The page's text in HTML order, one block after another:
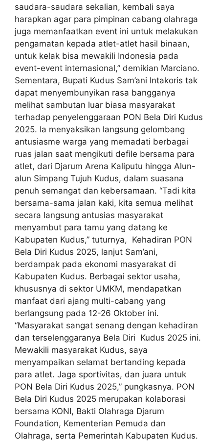
saudara-saudara sekalian, kembali saya
harapkan agar para pimpinan cabang olahraga
juga memanfaatkan event ini untuk melakukan
pengamatan kepada atlet-atlet hasil binaan,
untuk kelak bisa mewakili Indonesia pada
event-event internasional,” demikian Marciano.
Sementara, Bupati Kudus Sam’ani Intakoris tak
dapat menyembunyikan rasa bangganya
melihat sambutan luar biasa masyarakat
terhadap penyelenggaraan PON Bela Diri Kudus
2025. Ia menyaksikan langsung gelombang
antusiasme warga yang memadati berbagai
ruas jalan saat mengikuti defile bersama para
atlet, dari Djarum Arena Kaliputu hingga Alun-
alun Simpang Tujuh Kudus, dalam suasana
penuh semangat dan kebersamaan. “Tadi kita
bersama-sama jalan kaki, kita semua melihat
secara langsung antusias masyarakat
menyambut para tamu yang datang ke
Kabupaten Kudus,” tuturnya, Kehadiran PON
Bela Diri Kudus 2025, lanjut Sam’ani,
berdampak pada ekonomi masyarakat di
Kabupaten Kudus. Berbagai sektor usaha,
khususnya di sektor UMKM, mendapatkan
manfaat dari ajang multi-cabang yang
berlangsung pada 12-26 Oktober ini.
“Masyarakat sangat senang dengan kehadiran
dan terselenggaranya Bela Diri Kudus 2025 ini.
Mewakili masyarakat Kudus, saya
menyampaikan selamat bertanding kepada
para atlet. Jaga sportivitas, dan juara untuk
PON Bela Diri Kudus 2025,” pungkasnya. PON
Bela Diri Kudus 2025 merupakan kolaborasi
bersama KONI, Bakti Olahraga Djarum
Foundation, Kementerian Pemuda dan
Olahraga, serta Pemerintah Kabupaten Kudus.